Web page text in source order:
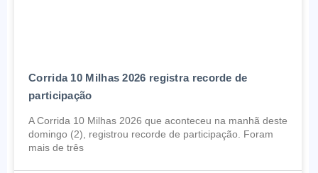
Corrida 10 Milhas 2026 registra recorde de
participação
A Corrida 10 Milhas 2026 que aconteceu na manhã deste
domingo (2), registrou recorde de participação. Foram
mais de três